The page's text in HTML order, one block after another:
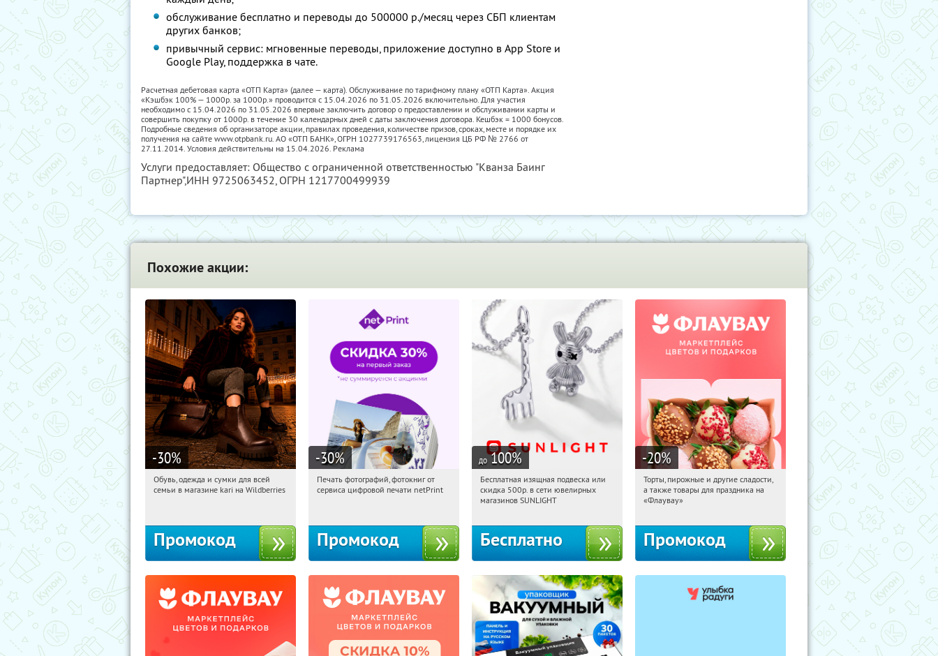
обслуживание бесплатно и переводы до 500000 р./месяц через СБП клиентам
других банков;
привычный сервис: мгновенные переводы, приложение доступно в App Store и
Google Play, поддержка в чате.
Расчетная дебетовая карта «ОТП Карта» (далее — карта). Обслуживание по тарифному плану «ОТП Карта». Акция
«Кэшбэк 100% — 1000р. за 1000р.» проводится с 15.04.2026 по 31.05.2026 включительно. Для участия
необходимо с 15.04.2026 по 31.05.2026 впервые заключить договор о предоставлении и обслуживании карты и
совершить покупку от 1000р. в течение 30 календарных дней с даты заключения договора. Кешбэк = 1000 бонусов.
Подробные сведения об организаторе акции, правилах проведения, количестве призов, сроках, месте и порядке их
получения на сайте www.otpbank.ru. АО «ОТП БАНК», ОГРН 1027739176563, лицензия ЦБ РФ № 2766 от
27.11.2014. Условия действительны на 15.04.2026. Реклама
Услуги предоставляет: Общество с ограниченной ответственностью "Кванза Баинг
Партнер",ИНН 9725063452, ОГРН 1217700499939
Похожие акции:
-30%
14:46:56 Получили:
Обувь, одежда и сумки для всей
семьи в магазине kari на Wildberries
Промокод
-30%
14:46:56 Получили:
Печать фотографий, фотокниг от
сервиса цифровой печати netPrint
Промокод
до 100%
14:46:56 Получили:
Россия
Бесплатная изящная подвеска или
скидка 500р. в сети ювелирных
магазинов SUNLIGHT
Бесплатно
-20%
14:46:56 Получили:
Россия
Торты, пирожные и другие сладости,
а также товары для праздника на
«Флаувау»
Промокод